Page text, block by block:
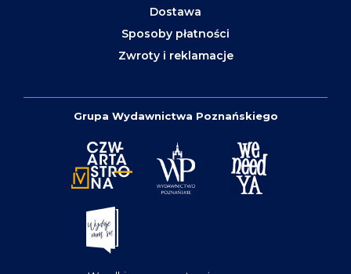
Dostawa
Sposoby płatności
Zwroty i reklamacje
Grupa Wydawnictwa Poznańskiego